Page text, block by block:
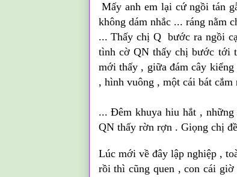
Mấy anh em lại cứ ngồi tán
không dám nhắc ... ráng nằm
... Thấy chị Q bước ra ngồi
tình cờ QNthấy chị bước tới
mới thấy , giữa đám cây
, hình vuông , một cái bát cắm
... Đêm khuya hiu hắt ,
QNthấy rờn rợn . Giọng chị
Lúc mới về đây lập nghiệp,
rồi thì cũng quen , con cái